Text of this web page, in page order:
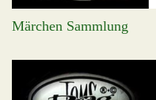
Märchen Sammlung